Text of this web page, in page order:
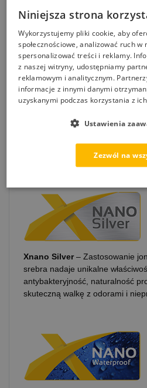
Xnano Bio– Technologia Eco
powstawania produktów to
Preparaty uzyskane w naszej
alergikom, bezpieczne dla
zawierają LZO oraz szkodliwych
Xnano Silver– Zastosowanie
srebra nadaje unikalne
antybakteryjność, naturalność
skuteczną walkę z odorami i
Niniejsza strona
Wykorzystujemy pliki cookie, aby
społecznościowe, analizować ruch
spersonalizować treści i reklamy.
z naszej witryny, udostępniamy
reklamowym i analitycznym.
informacje z innymi danymi
uzyskanymi podczas korzystania z ich
Zezwól na
Ustawienia